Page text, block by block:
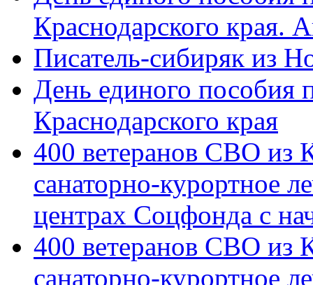
Краснодарского края.
Писатель-сибиряк из
День единого пособия
Краснодарского края
400 ветеранов СВО из
санаторно-курортное
центрах Соцфонда с
400 ветеранов СВО из
санаторно-курортное